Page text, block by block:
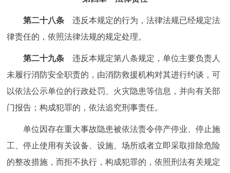
第二十八条 违反本规定的行为，法律法规已经规定法
律责任的，依照法律法规的规定处理。
第二十九条 违反本规定第八条规定，单位主要负责人
未履行消防安全职责的，由消防救援机构对其进行约谈，可
以依法公示单位的行政处罚、火灾隐患等信息，并向有关部
门报告；构成犯罪的，依法追究刑事责任。
单位因存在重大事故隐患被依法责令停产停业、停止施
工、停止使用有关设备、设施、场所或者立即采取排除危险
的整改措施，而拒不执行，构成犯罪的，依照刑法有关规定